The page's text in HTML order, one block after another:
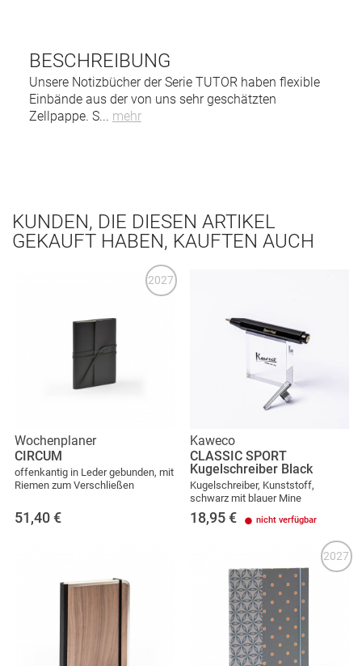
BESCHREIBUNG
Unsere Notizbücher der Serie TUTOR haben flexible
Einbände aus der von uns sehr geschätzten
Zellpappe. S... mehr
KUNDEN, DIE DIESEN ARTIKEL
GEKAUFT HABEN, KAUFTEN AUCH
Wochenplaner
CIRCUM
offenkantig in Leder gebunden, mit
Riemen zum Verschließen
51,40 €
2027
Kaweco
CLASSIC SPORT
Kugelschreiber Black
Kugelschreiber, Kunststoff,
schwarz mit blauer Mine
18,95 € nicht verfügbar
2027